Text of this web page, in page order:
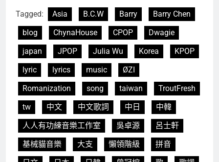
Tagged: Asia B.C.W Barry
Barry Chen
blog
ChynaHouse CPOP
Dwagie
japan
JPOP Julia Wu Korea
KPOP
lyric
lyrics music
ØZI
Romanization
song taiwan
TroutFresh
tw
中文 中文歌詞 中日
中韓
人人有功練音樂工作室
吳卓源
呂士軒
基械貓音樂
大支 懶領階級
拼音